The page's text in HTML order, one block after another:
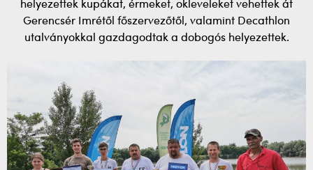
helyezettek kupákat, érmeket, okleveleket vehettek át
Gerencsér Imrétől főszervezőtől, valamint Decathlon
utalványokkal gazdagodtak a dobogós helyezettek.